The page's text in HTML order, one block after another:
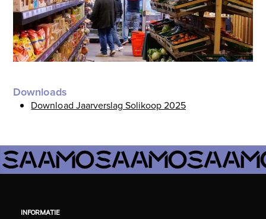
Downloads
Download Jaarverslag Solikoop 2025
INFORMATIE